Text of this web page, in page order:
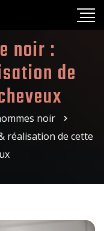
noir :
de
noir
réalisation de cette